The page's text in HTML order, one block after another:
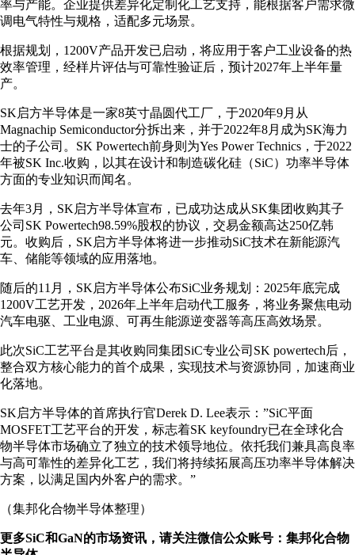
率与产能。企业提供差异化定制化工艺支持，能根据客户需求微
调电气特性与规格，适配多元场景。
根据规划，1200V产品开发已启动，将应用于客户工业设备的热
效率管理，经样片评估与可靠性验证后，预计2027年上半年量
产。
SK启方半导体是一家8英寸晶圆代工厂，于2020年9月从
Magnachip Semiconductor分拆出来，并于2022年8月成为SK海力
士的子公司。SK Powertech前身则为Yes Power Technics，于2022
年被SK Inc.收购，以其在设计和制造碳化硅（SiC）功率半导体
方面的专业知识而闻名。
去年3月，SK启方半导体宣布，已成功达成从SK集团收购其子
公司SK Powertech98.59%股权的协议，交易金额高达250亿韩
元。收购后，SK启方半导体将进一步推动SiC技术在新能源汽
车、储能等领域的应用落地。
随后的11月，SK启方半导体公布SiC业务规划：2025年底完成
1200V工艺开发，2026年上半年启动代工服务，将业务聚焦电动
汽车电驱、工业电源、可再生能源逆变器等高压高效场景。
此次SiC工艺平台是其收购同集团SiC专业公司SK powertech后，
整合双方核心能力的首个成果，实现技术与资源协同，加速商业
化落地。
SK启方半导体的首席执行官Derek D. Lee表示：”SiC平面
MOSFET工艺平台的开发，标志着SK keyfoundry已在全球化合
物半导体市场确立了独立的技术领导地位。依托我们兼具高良率
与高可靠性的差异化工艺，我们将持续拓展高压功率半导体解决
方案，以满足国内外客户的需求。”
（集邦化合物半导体整理）
更多SiC和GaN的市场资讯，请关注微信公众账号：集邦化合物